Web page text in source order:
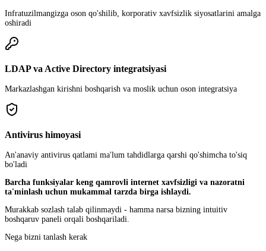
Infratuzilmangizga oson qo'shilib, korporativ xavfsizlik siyosatlarini amalga
oshiradi
LDAP va Active Directory integratsiyasi
Markazlashgan kirishni boshqarish va moslik uchun oson integratsiya
Antivirus himoyasi
An'anaviy antivirus qatlami ma'lum tahdidlarga qarshi qo'shimcha to'siq
bo'ladi
Barcha funksiyalar keng qamrovli internet xavfsizligi va nazoratni
ta'minlash uchun mukammal tarzda birga ishlaydi.
Murakkab sozlash talab qilinmaydi - hamma narsa bizning intuitiv
boshqaruv paneli orqali boshqariladi.
Nega bizni tanlash kerak